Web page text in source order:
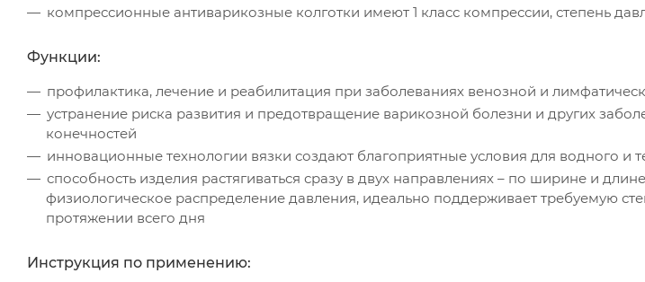
компрессионные антиварикозные колготки имеют 1 класс компрессии, степень
Функции:
профилактика, лечение и реабилитация при заболеваниях венозной и
устранение риска развития и предотвращение варикозной болезни и других
конечностей
инновационные технологии вязки создают благоприятные условия для водного и
способность изделия растягиваться сразу в двух направлениях – по ширине и
физиологическое распределение давления, идеально поддерживает требуемую
протяжении всего дня
Инструкция по применению: